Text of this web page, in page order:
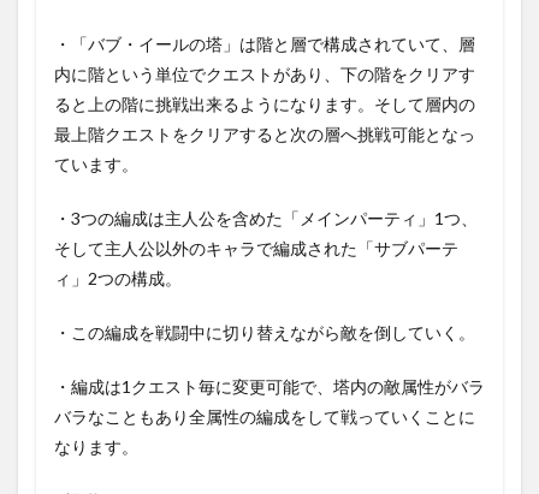
・「バブ・イールの塔」は階と層で構成されていて、層
内に階という単位でクエストがあり、下の階をクリアす
ると上の階に挑戦出来るようになります。そして層内の
最上階クエストをクリアすると次の層へ挑戦可能となっ
ています。
・3つの編成は主人公を含めた「メインパーティ」1つ、
そして主人公以外のキャラで編成された「サブパーテ
ィ」2つの構成。
・この編成を戦闘中に切り替えながら敵を倒していく。
・編成は1クエスト毎に変更可能で、塔内の敵属性がバラ
バラなこともあり全属性の編成をして戦っていくことに
なります。